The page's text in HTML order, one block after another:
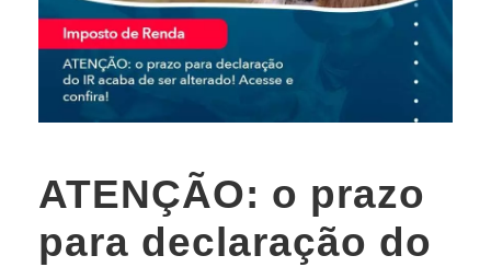
ATENÇÃO: o prazo
para declaração do